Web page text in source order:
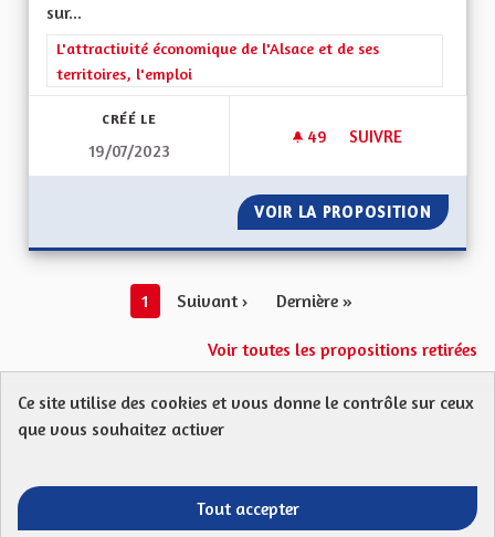
sur...
Filtrer les résultats de la catégorie : L'attractivité
L'attractivité économique de l'Alsace et de ses
territoires, l'emploi
CRÉÉ LE
19/07/2023
49 49 ABONNÉS
SUIVRE
VOIR LA PROPOSITION UNE
1 Suivant › Dernière »
Voir toutes les propositions retirées
Protection des Données
Télécharger les fichiers Open Data
Ce site utilise des cookies et vous donne le contrôle sur ceux
que vous souhaitez activer
Tout accepter